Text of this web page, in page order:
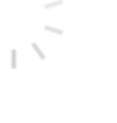
Манжеты для